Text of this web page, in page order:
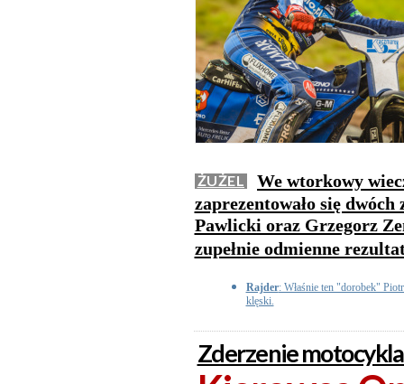
ŻUŻEL
We wtorkowy
zaprezentowało się
Pawlicki oraz Grzegorz
zupełnie odmienne
Rajder: Właśnie ten "dorobek"
klęski.
Zderzenie